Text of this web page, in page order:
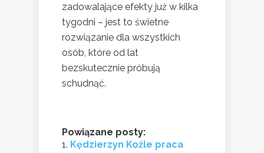
zadowalające efekty już w kilka
tygodni – jest to świetne
rozwiązanie dla wszystkich
osób, które od lat
bezskutecznie próbują
schudnąć.
Powiązane posty:
Kędzierzyn Koźle praca